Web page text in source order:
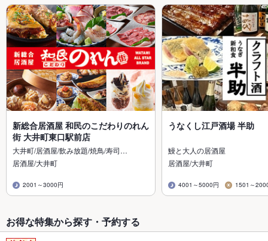
新総合居酒屋 和民のこだわりのれん
街 大井町東口駅前店
大井町/居酒屋/飲み放題/焼鳥/寿司…
居酒屋/大井町
2001～3000円
うなくし江戸酒場 半助
鰻と大人の居酒屋
居酒屋/大井町
4001～5000円 1501～
お得な特集から探す・予約する